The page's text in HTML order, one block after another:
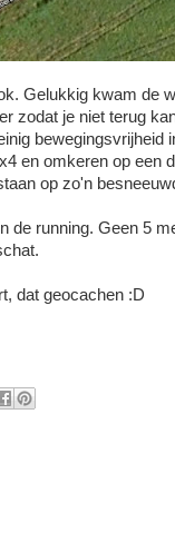
Gelukkig kwam de
zodat je niet terug
bewegingsvrijheid
en omkeren op een
op zo'n
de running. Geen 5
dat geocachen :D